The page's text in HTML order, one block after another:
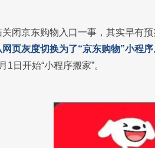
关闭京东购物入口一事，其实早有
页灰度切换为了“京东购物”小程序
1日开始“小程序搬家”。